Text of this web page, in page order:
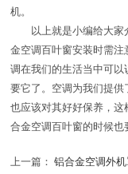
机。
以上就是小编给大家
金空调百叶窗安装时需
调在我们的生活当中可
要它了。空调为我们提供
也应该对其好好保养，
合金空调百叶窗的时候也
上一篇： 铝合金空调外